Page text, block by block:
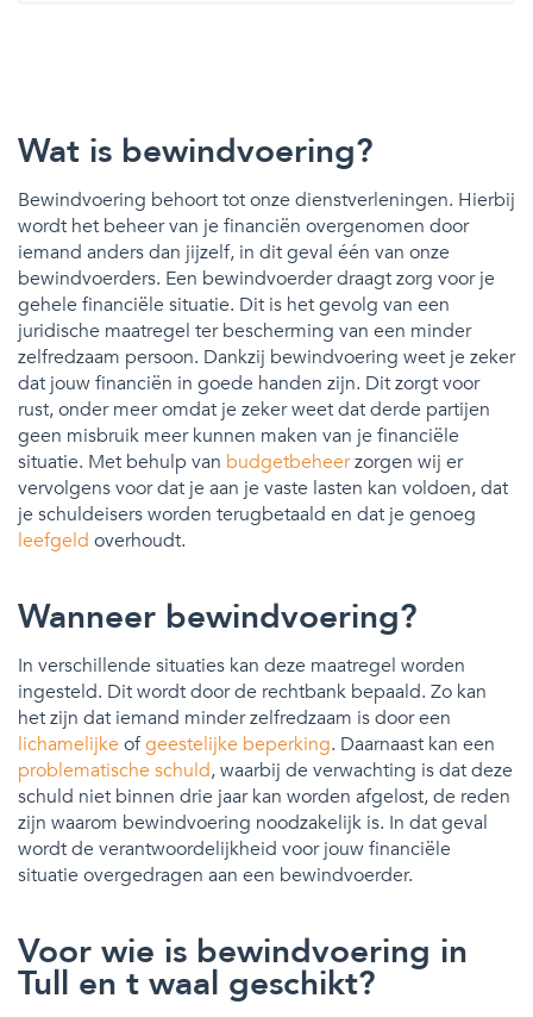
Wat is bewindvoering?
Bewindvoering behoort tot onze dienstverleningen. Hierbij
wordt het beheer van je financiën overgenomen door
iemand anders dan jijzelf, in dit geval één van onze
bewindvoerders. Een bewindvoerder draagt zorg voor je
gehele financiële situatie. Dit is het gevolg van een
juridische maatregel ter bescherming van een minder
zelfredzaam persoon. Dankzij bewindvoering weet je zeker
dat jouw financiën in goede handen zijn. Dit zorgt voor
rust, onder meer omdat je zeker weet dat derde partijen
geen misbruik meer kunnen maken van je financiële
situatie. Met behulp van budgetbeheerzorgen wij er
vervolgens voor dat je aan je vaste lasten kan voldoen, dat
je schuldeisers worden terugbetaald en dat je genoeg
leefgeld overhoudt.
Wanneer bewindvoering?
In verschillende situaties kan deze maatregel worden
ingesteld. Dit wordt door de rechtbank bepaald. Zo kan
het zijn dat iemand minder zelfredzaam is door een
lichamelijke ofgeestelijke beperking. Daarnaast kan een
problematische schuld, waarbij de verwachting is dat deze
schuld niet binnen drie jaar kan worden afgelost, de reden
zijn waarom bewindvoering noodzakelijk is. In dat geval
wordt de verantwoordelijkheid voor jouw financiële
situatie overgedragen aan een bewindvoerder.
Voor wie is bewindvoering in
Tull en t waal geschikt?